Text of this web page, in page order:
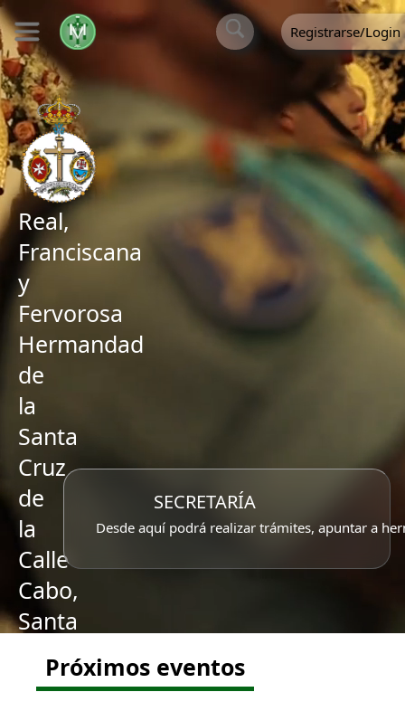
Registrarse/Login
Real,
Franciscana
y
Fervorosa
Hermandad
de
la
Santa
Cruz
de
la
Calle
Cabo,
Santa
Caridad
SECRETARÍA
Desde aquí podrá realizar trámites, apuntar a
Próximos eventos